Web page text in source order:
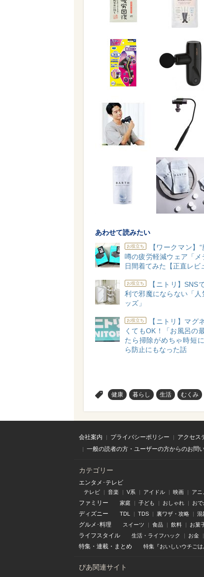
あわせて読みたい
お役立ち
【ワークマン】
噂の疲労軽減ウェア「メ
日間着てみた【正直レビ
お役立ち
【ニトリ】SNS
利で邪魔にならない「
ッズ」
お役立ち
【ニトリ】マグ
くてもOK！「お風呂の
たら掃除がめちゃ時短
ら防止にもなった話
健康 暮らし 生活 むくみ
会社案内 プライバシーポリシー アクセス
一般の読者の方・ユーザーの方からのお問
カテゴリー
エンタメ･テレビ
テレビ 音楽 V系 アイドル 映画 アニ
ファミリー 家庭 子ども おしゃれ お
ディズニー TDL TDS 裏ワザ・攻略 混
グルメ･料理 スイーツ 食品 飲料 お菓
ライフスタイル 生活・ライフハック お金
特集 ・ 連載 ・ まとめ 特集『おいしいウチごは
ぴあ関連サイト